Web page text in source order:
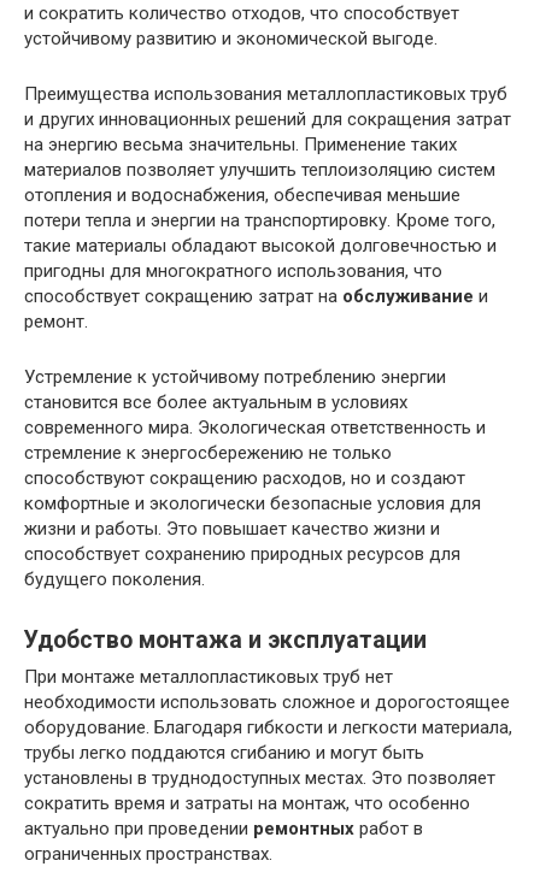
и сократить количество отходов, что способствует
устойчивому развитию и экономической выгоде.
Преимущества использования металлопластиковых труб
и других инновационных решений для сокращения затрат
на энергию весьма значительны. Применение таких
материалов позволяет улучшить теплоизоляцию систем
отопления и водоснабжения, обеспечивая меньшие
потери тепла и энергии на транспортировку. Кроме того,
такие материалы обладают высокой долговечностью и
пригодны для многократного использования, что
способствует сокращению затрат на обслуживание и
ремонт.
Устремление к устойчивому потреблению энергии
становится все более актуальным в условиях
современного мира. Экологическая ответственность и
стремление к энергосбережению не только
способствуют сокращению расходов, но и создают
комфортные и экологически безопасные условия для
жизни и работы. Это повышает качество жизни и
способствует сохранению природных ресурсов для
будущего поколения.
Удобство монтажа и эксплуатации
При монтаже металлопластиковых труб нет
необходимости использовать сложное и дорогостоящее
оборудование. Благодаря гибкости и легкости материала,
трубы легко поддаются сгибанию и могут быть
установлены в труднодоступных местах. Это позволяет
сократить время и затраты на монтаж, что особенно
актуально при проведении ремонтных работ в
ограниченных пространствах.